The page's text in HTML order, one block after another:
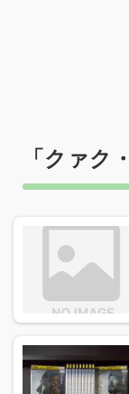
「クァク